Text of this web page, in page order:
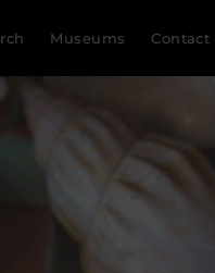
Museums Contact